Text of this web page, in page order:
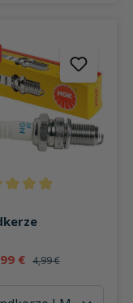
5 Sternen Bewertung
€ 4,99 €